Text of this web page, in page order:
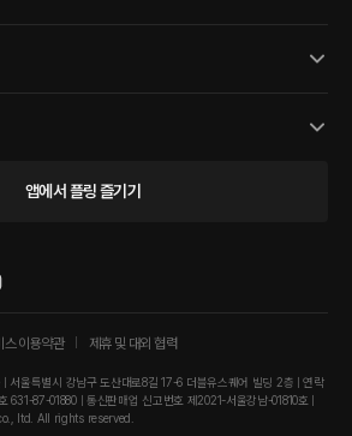
앱에서 플링 즐기기
스 이용약관 제휴 및 대외 협력
서울특별시 강남구 도산대로8길 17-6 더블유스퀘어 빌딩 2층 | 연락
87-01880 | 통신판매업 신고번호 제2021-서울강남-01810호 |
ltd. All rights reserved.